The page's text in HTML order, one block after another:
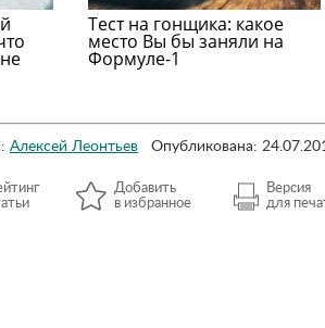
Тест на гонщика: какое
место Вы бы заняли на
Формуле-1
Алексей Леонтьев Опубликована:
Добавить
в избранное
Версия
для